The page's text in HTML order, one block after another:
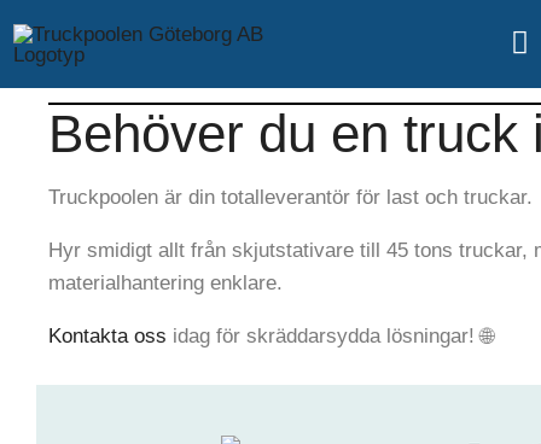
Behöver du en truck
Truckpoolen är din totalleverantör för last och truckar.
Hyr smidigt allt från skjutstativare till 45 tons truckar,
materialhantering enklare.
Kontakta oss idag för skräddarsydda lösningar! 🌐